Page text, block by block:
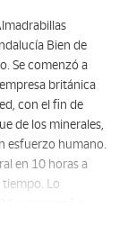
Bien de
Se comenzó a
británica
con el fin de
de los minerales,
esfuerzo humano.
en 10 horas a
Lo
operativo